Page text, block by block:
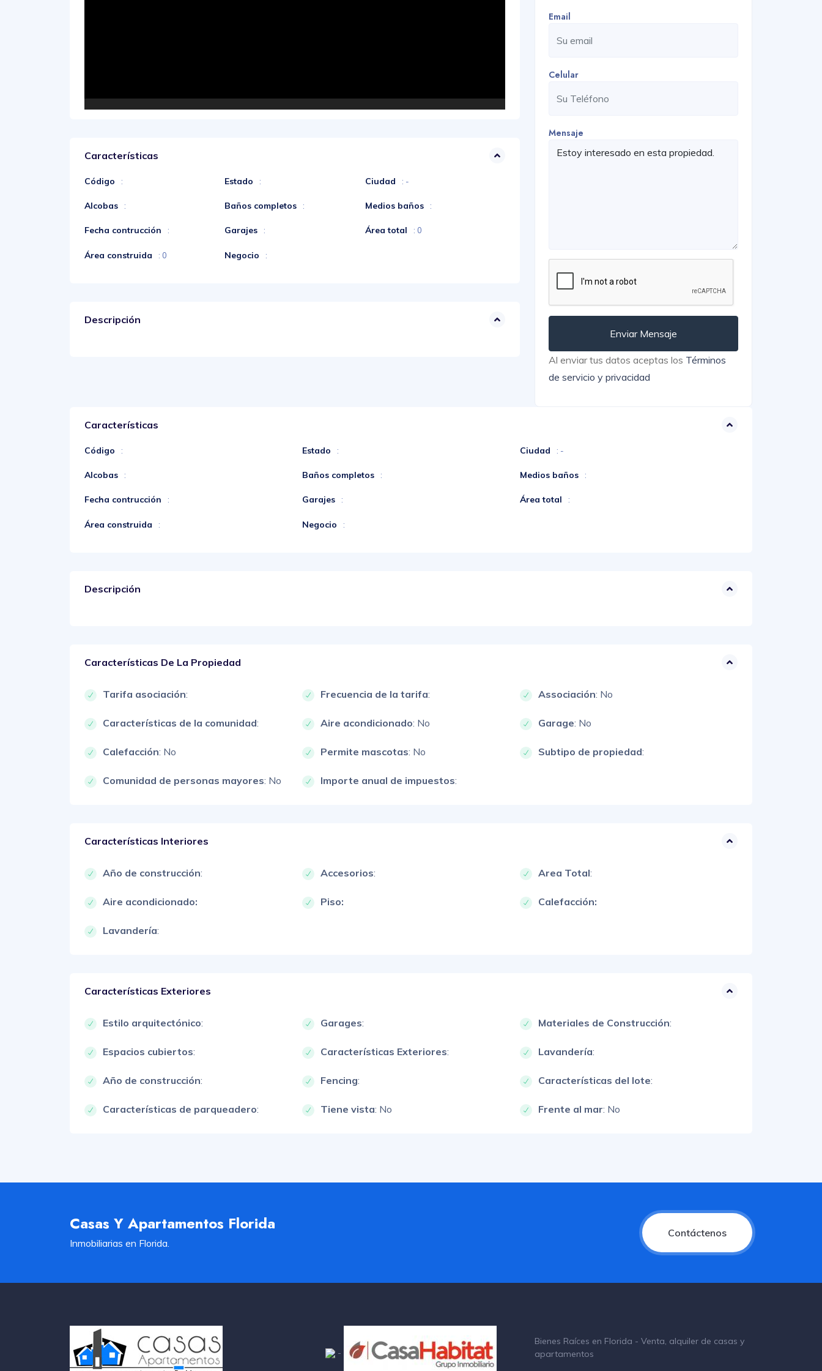
Características
Código : Estado : Ciudad : -
Alcobas : Baños completos : Medios baños :
Fecha contrucción : Garajes : Área total : 0
Área construida : 0 Negocio :
Descripción
Email
Celular
Mensaje
Enviar Mensaje
Al enviar tus datos aceptas los Términos
de servicio y privacidad
Características
Código : Estado : Ciudad : -
Alcobas : Baños completos : Medios baños :
Fecha contrucción : Garajes : Área total :
Área construida : Negocio :
Descripción
Características De La Propiedad
Tarifa asociación: Frecuencia de la tarifa: Associación: No
Características de la comunidad: Aire acondicionado: No Garage: No
Calefacción: No Permite mascotas: No Subtipo de propiedad:
Comunidad de personas mayores: No Importe anual de impuestos:
Características Interiores
Año de construcción: Accesorios: Area Total:
Aire acondicionado: Piso: Calefacción:
Lavandería:
Características Exteriores
Estilo arquitectónico: Garages: Materiales de Construcción:
Espacios cubiertos: Características Exteriores: Lavandería:
Año de construcción: Fencing: Características del lote:
Características de parqueadero: Tiene vista: No Frente al mar: No
Casas Y Apartamentos Florida
Inmobiliarias en Florida.
Contáctenos
-
Bienes Raíces en Florida - Venta, alquiler de casas y
apartamentos